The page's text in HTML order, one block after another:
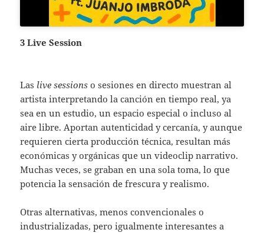
3 Live Session
Las live sessions o sesiones en directo muestran al
artista interpretando la canción en tiempo real, ya
sea en un estudio, un espacio especial o incluso al
aire libre. Aportan autenticidad y cercanía, y aunque
requieren cierta producción técnica, resultan más
económicas y orgánicas que un videoclip narrativo.
Muchas veces, se graban en una sola toma, lo que
potencia la sensación de frescura y realismo.
Otras alternativas, menos convencionales o
industrializadas, pero igualmente interesantes a